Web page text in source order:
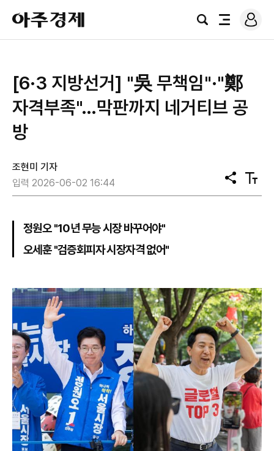
아
주
경
검
전
로
그
[6·3 지방선거] "吳 무책임"·"鄭
자격부족"…막판까지 네거티브 공
방
조현미 기자
입력 2026-06-02 16:44
공
유
텍
스
정원오 "10년 무능 시장 바꾸어야"
오세훈 "검증회피자 시장자격 없어"